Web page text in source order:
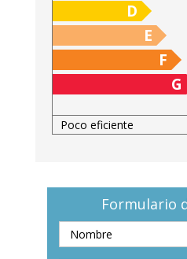
D
E
F
G
Poco eficiente
Formulario